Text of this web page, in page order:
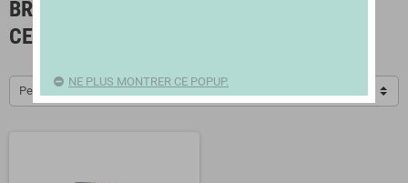
BRIQUETS, ÉTUIS À CIGARETTES ET
CENDRIERS
Pertinence
NE PLUS MONTRER CE POPUP.